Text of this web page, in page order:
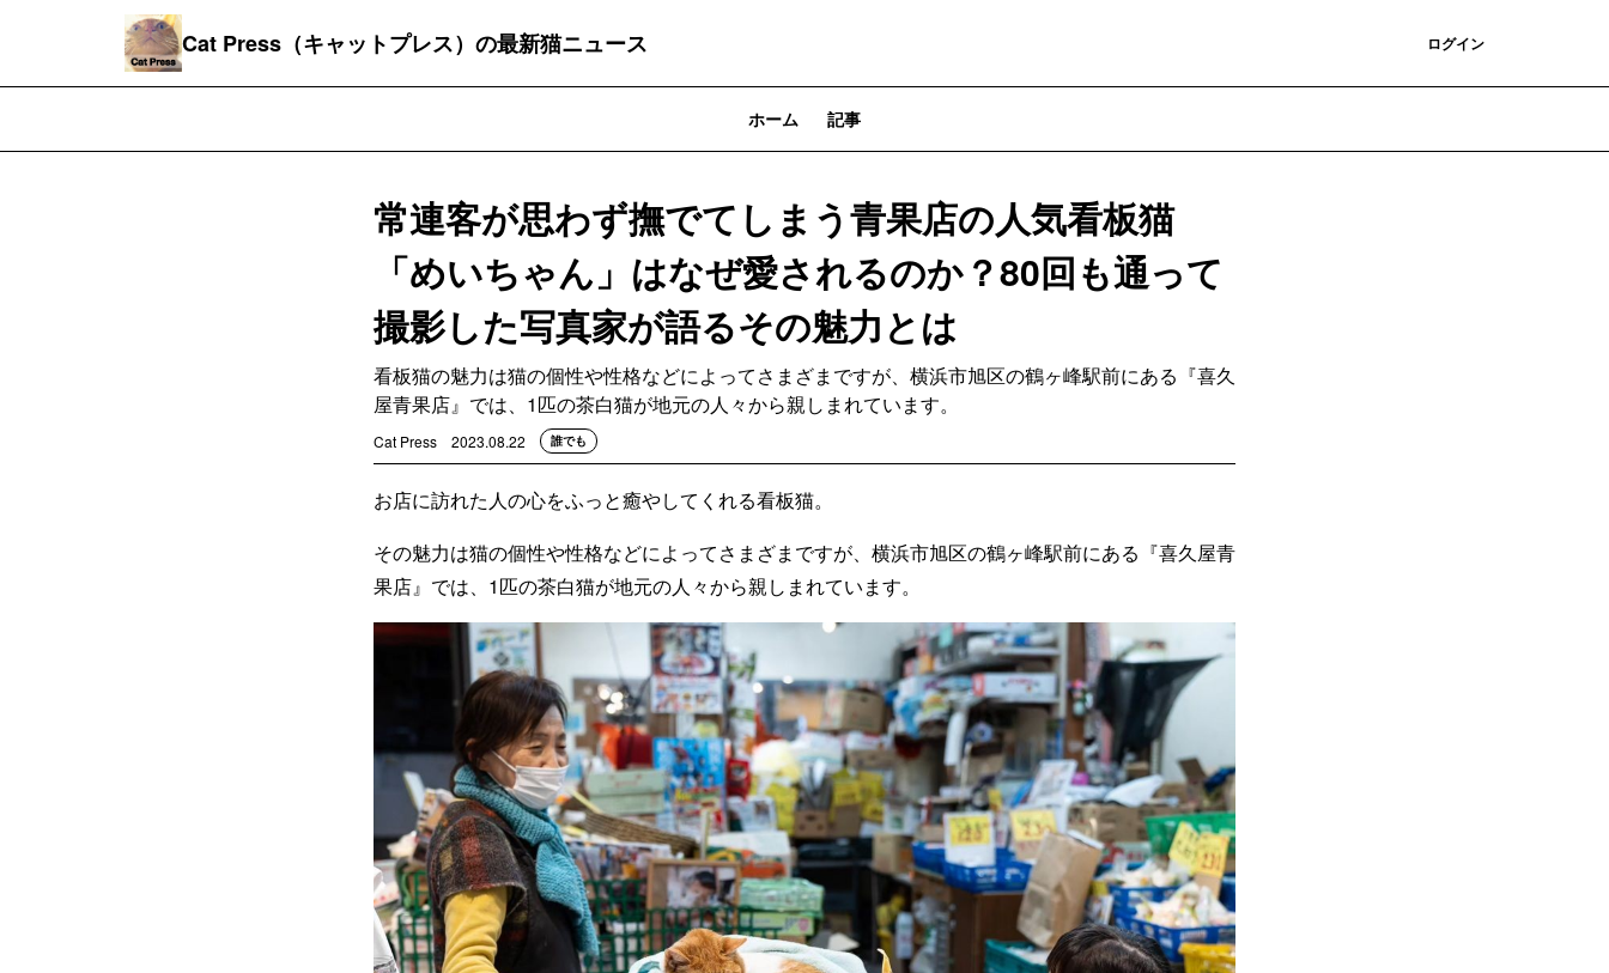
Cat Press（キャットプレス）の最新猫ニュース ログイン
ホーム 記事
常連客が思わず撫でてしまう青果店の人気看板猫
「めいちゃん」はなぜ愛されるのか？80回も通って
撮影した写真家が語るその魅力とは
看板猫の魅力は猫の個性や性格などによってさまざまですが、横浜市旭区の鶴ヶ峰駅前にある『喜久
屋青果店』では、1匹の茶白猫が地元の人々から親しまれています。
Cat Press 2023.08.22 誰でも
お店に訪れた人の心をふっと癒やしてくれる看板猫。
その魅力は猫の個性や性格などによってさまざまですが、横浜市旭区の鶴ヶ峰駅前にある『喜久屋青
果店』では、1匹の茶白猫が地元の人々から親しまれています。